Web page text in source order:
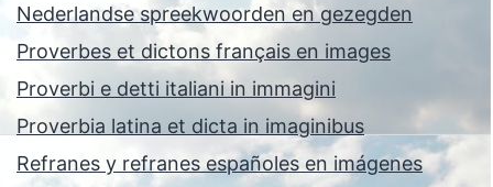
Nederlandse spreekwoorden en gezegden
Proverbes et dictons français en images
Proverbi e detti italiani in immagini
Proverbia latina et dicta in imaginibus
Refranes y refranes españoles en imágenes